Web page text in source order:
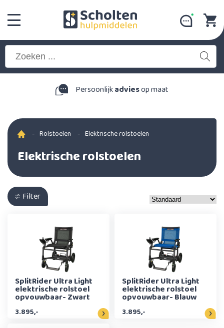
Persoonlijkadviesop maat
- Rolstoelen - Elektrische rolstoelen
Elektrische rolstoelen
Filter
SplitRider Ultra Light
elektrische rolstoel
opvouwbaar- Zwart
3.895,-
SplitRider Ultra Light
elektrische rolstoel
opvouwbaar- Blauw
3.895,-